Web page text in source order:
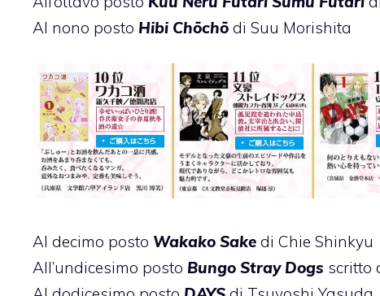
Al nono posto Hibi Chōchō di Suu Morishita
Al decimo posto Wakako Sake di Chie Shinkyu
All’undicesimo posto Bungo Stray Dogs scritto